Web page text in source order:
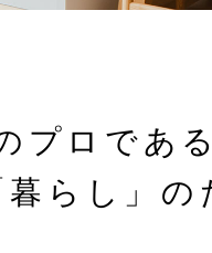
プロである
暮らし」